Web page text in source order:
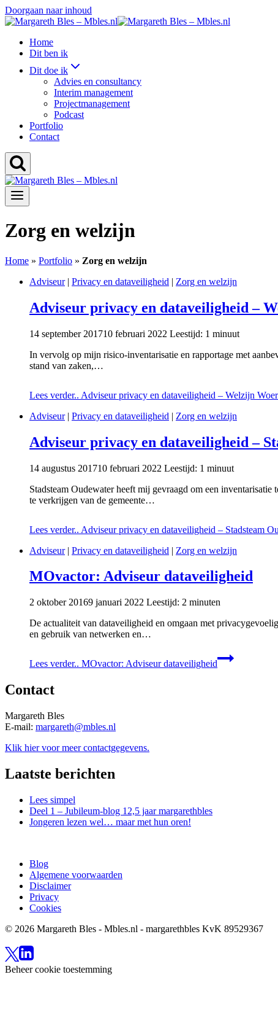
Doorgaan naar inhoud
Home
Dit ben ik
Dit doe ik
Advies en consultancy
Interim management
Projectmanagement
Podcast
Portfolio
Contact
Zorg en welzijn
Home » Portfolio » Zorg en welzijn
Adviseur| Privacy en dataveiligheid | Zorg en welzijn
Adviseur privacy en dataveiligheid –
14 september 201710 februari 2022 Leestijd: 1 minuut
In vervolg op mijn risico-inventarisatie en rapportage met
stand van zaken,…
Lees verder.. Adviseur privacy en dataveiligheid – Welzijn
Adviseur| Privacy en dataveiligheid | Zorg en welzijn
Adviseur privacy en dataveiligheid –
14 augustus 201710 februari 2022 Leestijd: 1 minuut
Stadsteam Oudewater heeft mij gevraagd om een
te verkrijgen van de gemeente…
Lees verder.. Adviseur privacy en dataveiligheid – Stadsteam
Adviseur| Privacy en dataveiligheid | Zorg en welzijn
MOvactor: Adviseur dataveiligheid
2 oktober 20169 januari 2022 Leestijd: 2 minuten
De actualiteit van dataveiligheid en omgaan met
en gebruik van netwerken en…
Lees verder.. MOvactor: Adviseur dataveiligheid
Contact
Margareth Bles
E-mail: margareth@mbles.nl
Klik hier voor meer contactgegevens.
Laatste berichten
Lees simpel
Deel 1 – Jubileum-blog 12,5 jaar margarethbles
Jongeren lezen wel… maar met hun oren!
Blog
Algemene voorwaarden
Disclaimer
Privacy
Cookies
© 2026 Margareth Bles - Mbles.nl - margarethbles KvK 89529367
Beheer cookie toestemming